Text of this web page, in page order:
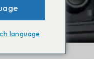
language